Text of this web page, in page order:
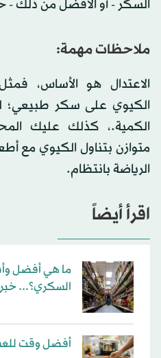
السكر - أو الأفضل من ذلك
ملاحظات مهمة:
الاعتدال هو الأساس،
الكيوي على سكر طبيعي؛
الكمية.، كذلك عليك
متوازن بتناول الكيوي مع
الرياضة بانتظام.
اقرأ أيضاً
ما هي أفضل
السكري؟...
أفضل وقت